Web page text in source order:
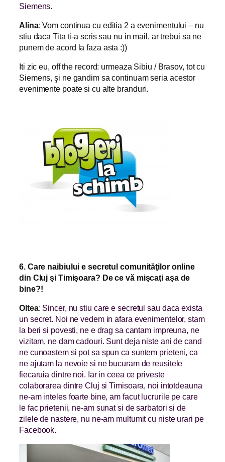
Siemens.
Alina: Vom continua cu editia 2 a evenimentului – nu
stiu daca Tita ti-a scris sau nu in mail, ar trebui sa ne
punem de acord la faza asta :))
Iti zic eu, off the record: urmeaza Sibiu / Brasov, tot cu
Siemens, şi ne gandim sa continuam seria acestor
evenimente poate si cu alte branduri.
6. Care naibiului e secretul comunităţilor online
din Cluj şi Timişoara? De ce vă mişcaţi aşa de
bine?!
Oltea: Sincer, nu stiu care e secretul sau daca exista
un secret. Noi ne vedem in afara evenimentelor, stam
la beri si povesti, ne e drag sa cantam impreuna, ne
vizitam, ne dam cadouri. Sunt deja niste ani de cand
ne cunoastem si pot sa spun ca suntem prieteni, ca
ne ajutam la nevoie si ne bucuram de reusitele
fiecaruia dintre noi. Iar in ceea ce priveste
colaborarea dintre Cluj si Timisoara, noi intotdeauna
ne-am inteles foarte bine, am facut lucrurile pe care
le fac prietenii, ne-am sunat si de sarbatori si de
zilele de nastere, nu ne-am multumit cu niste urari pe
Facebook.